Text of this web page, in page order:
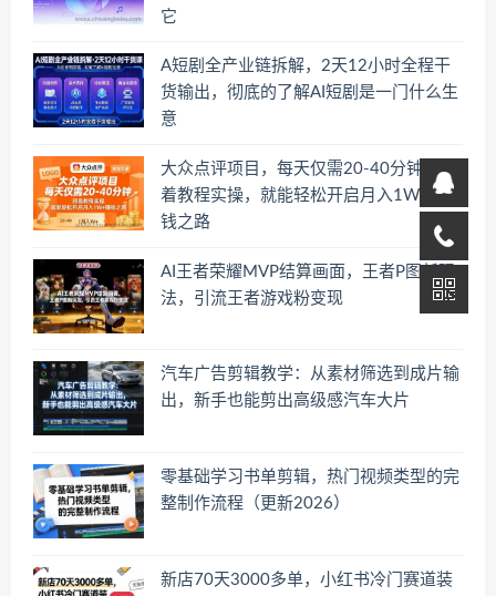
它
A短剧全产业链拆解，2天12小时全程干
货输出，彻底的了解AI短剧是一门什么生
意
大众点评项目，每天仅需20-40分钟，跟
着教程实操，就能轻松开启月入1W+賺
钱之路
AI王者荣耀MVP结算画面，王者P图新玩
法，引流王者游戏粉变现
汽车广告剪辑教学：从素材筛选到成片输
出，新手也能剪出高级感汽车大片
零基础学习书单剪辑，热门视频类型的完
整制作流程（更新2026）
新店70天3000多单，小红书冷门赛道装